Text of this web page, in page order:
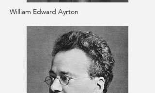
William Edward Ayrton